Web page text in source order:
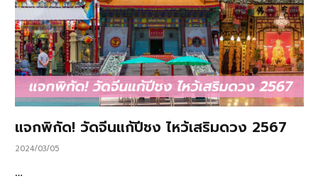
แจกพิกัด! วัดจีนแก้ปีชง ไหว้เสริมดวง 2567
2024/03/05
…